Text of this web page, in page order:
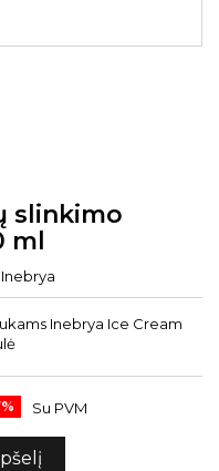
slinkimo
ml
Inebrya
Inebrya Ice Cream
Su PVM